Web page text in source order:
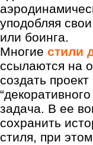
уподобляя
или боинга.
Многие стили
ссылаются на
создать
задача. В ее
сохранить
стиля, при